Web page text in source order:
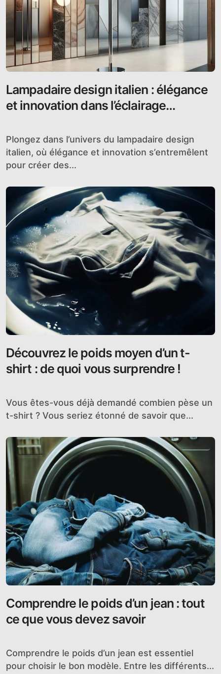
Lampadaire design italien : élégance
et innovation dans l’éclairage
Plongez dans l’univers du lampadaire design
italien, où élégance et innovation s’entremêlent
pour créer des...
Découvrez le poids moyen d’un t-
shirt : de quoi vous surprendre !
Vous êtes-vous déjà demandé combien pèse un
t-shirt ? Vous seriez étonné de savoir que...
Comprendre le poids d’un jean : tout
ce que vous devez savoir
Comprendre le poids d’un jean est essentiel
pour choisir le bon modèle. Entre les différents...